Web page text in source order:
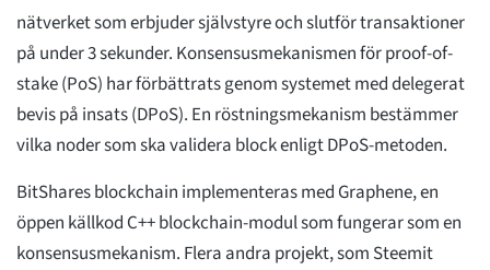
nätverket som erbjuder självstyre och slutför transaktioner
på under 3 sekunder. Konsensusmekanismen för proof-of-
stake (PoS) har förbättrats genom systemet med delegerat
bevis på insats (DPoS). En röstningsmekanism bestämmer
vilka noder som ska validera block enligt DPoS-metoden.
BitShares blockchain implementeras med Graphene, en
öppen källkod C++ blockchain-modul som fungerar som en
konsensusmekanism. Flera andra projekt, som Steemit